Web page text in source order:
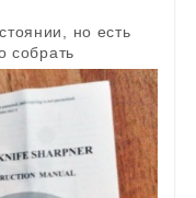
но есть
собрать